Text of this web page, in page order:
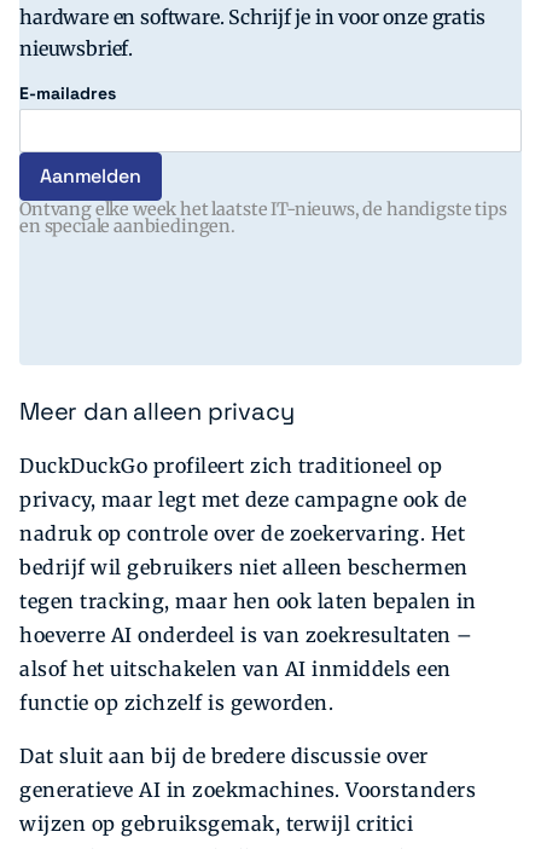
hardware en software. Schrijf je in voor onze gratis
nieuwsbrief.
E-mailadres
Ontvang elke week het laatste IT-nieuws, de handigste tips
en speciale aanbiedingen.
Meer dan alleen privacy
DuckDuckGo profileert zich traditioneel op
privacy, maar legt met deze campagne ook de
nadruk op controle over de zoekervaring. Het
bedrijf wil gebruikers niet alleen beschermen
tegen tracking, maar hen ook laten bepalen in
hoeverre AI onderdeel is van zoekresultaten –
alsof het uitschakelen van AI inmiddels een
functie op zichzelf is geworden.
Dat sluit aan bij de bredere discussie over
generatieve AI in zoekmachines. Voorstanders
wijzen op gebruiksgemak, terwijl critici